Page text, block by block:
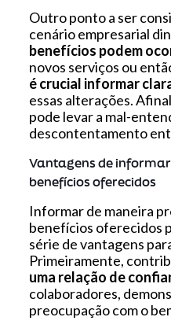
Outro ponto a ser
cenário empresarial
benefícios podem
novos serviços ou
é crucial informar
essas alterações.
pode levar a mal-
descontentamento
Vantagens de
benefícios oferecidos
Informar de maneira
benefícios oferecidos
série de vantagens
Primeiramente,
uma relação de
colaboradores,
preocupação com o